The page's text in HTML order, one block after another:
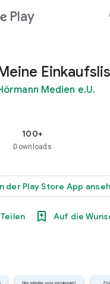
Play
Medien e.U.
100+
Downloads
der Play Store App
Teilen Auf die